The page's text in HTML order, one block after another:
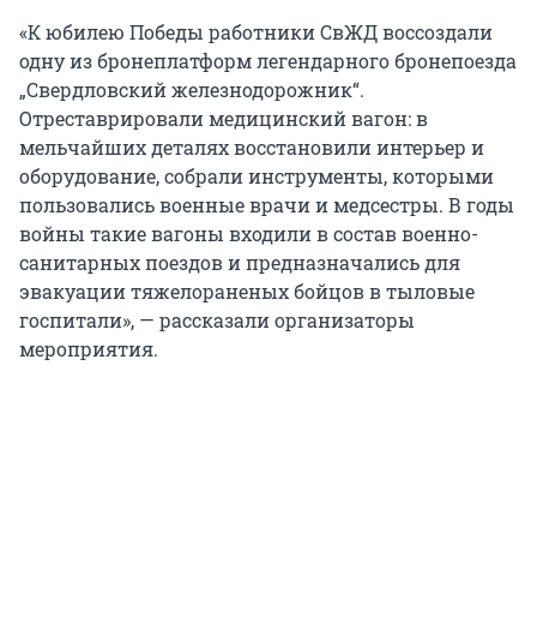
«К юбилею Победы работники СвЖД воссоздали
одну из бронеплатформ легендарного бронепоезда
„Свердловский железнодорожник“.
Отреставрировали медицинский вагон: в
мельчайших деталях восстановили интерьер и
оборудование, собрали инструменты, которыми
пользовались военные врачи и медсестры. В годы
войны такие вагоны входили в состав военно-
санитарных поездов и предназначались для
эвакуации тяжелораненых бойцов в тыловые
госпитали», — рассказали организаторы
мероприятия.